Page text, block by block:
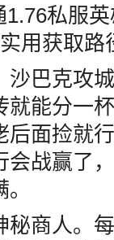
沙巴克攻
就能分一
后面捡就
会战赢了
商人。